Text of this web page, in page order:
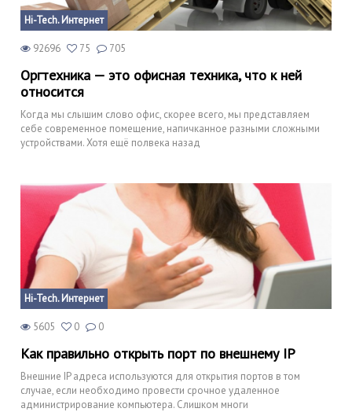
Hi-Tech. Интернет
92696 75 705
Оргтехника — это офисная техника, что к ней
относится
Когда мы слышим слово офис, скорее всего, мы представляем
себе современное помещение, напичканное разными сложными
устройствами. Хотя ещё полвека назад
Hi-Tech. Интернет
5605 0 0
Как правильно открыть порт по внешнему IP
Внешние IP адреса используются для открытия портов в том
случае, если необходимо провести срочное удаленное
администрирование компьютера. Слишком многи